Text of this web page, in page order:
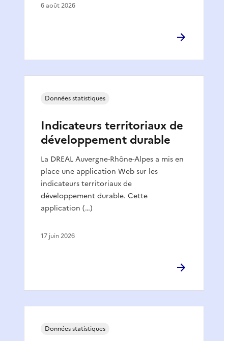
6 août 2026
Indicateurs territoriaux de
développement durable
La DREAL Auvergne-Rhône-Alpes a mis en
place une application Web sur les
indicateurs territoriaux de
développement durable. Cette
application (…)
Données statistiques
17 juin 2026
Données statistiques